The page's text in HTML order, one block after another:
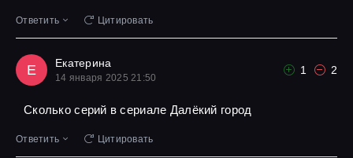
Ответить Цитировать
Е Екатерина
14 января 2025 21:50
1 2
Сколько серий в сериале Далёкий город
Ответить Цитировать